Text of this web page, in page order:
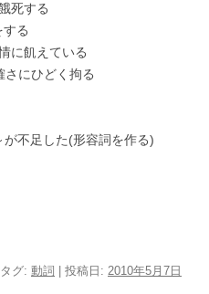
死する
る
に飢えている
さにひどく拘る
が不足した(形容詞を作る)
タグ: 動詞 | 投稿日: 2010年5月7日